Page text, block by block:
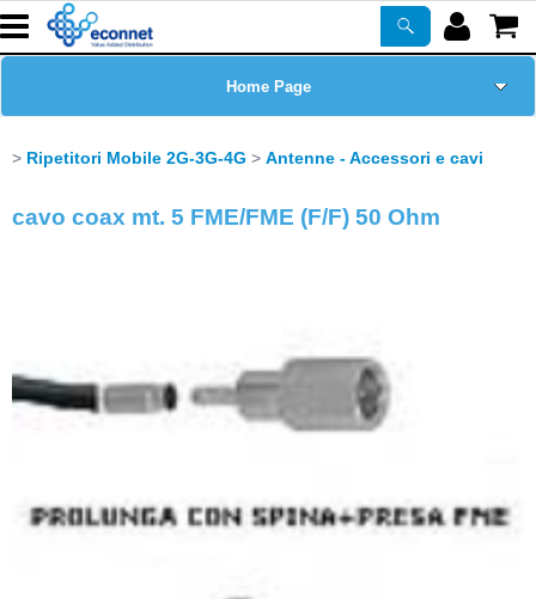
Home Page
Prodotti
Certificazioni
PROMO ATTIVE
Ripetitori Mobile 2G-3G-4G Antenne - Accessori e cavi
cavo coax mt. 5 FME/FME (F/F) 50 Ohm